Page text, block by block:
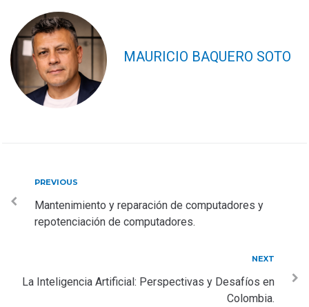
MAURICIO BAQUERO SOTO
Navegación
de
entradas
Previous
PREVIOUS
Mantenimiento y reparación de computadores y
repotenciación de computadores.
NEXT
La Inteligencia Artificial: Perspectivas y Desafíos en
Colombia.